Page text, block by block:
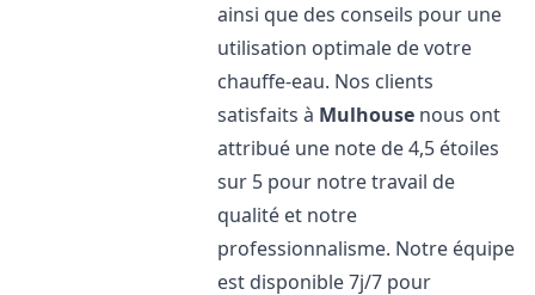
ainsi que des conseils pour une
utilisation optimale de votre
chauffe-eau. Nos clients
satisfaits à Mulhouse nous ont
attribué une note de 4,5 étoiles
sur 5 pour notre travail de
qualité et notre
professionnalisme. Notre équipe
est disponible 7j/7 pour